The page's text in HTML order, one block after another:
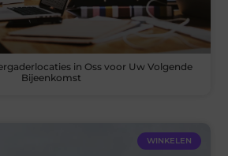
in Oss voor Uw Volgende
Bijeenkomst
WINKELEN